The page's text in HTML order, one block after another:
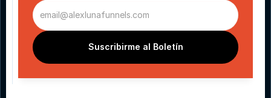
Suscribirme al Boletín